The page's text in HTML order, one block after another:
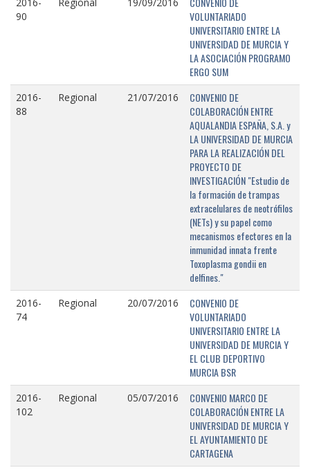
90
VOLUNTARIADO
UNIVERSITARIO ENTRE LA
UNIVERSIDAD DE MURCIA Y
LA ASOCIACIÓN PROGRAMO
ERGO SUM
2016-
88
Regional 21/07/2016
CONVENIO DE
COLABORACIÓN ENTRE
AQUALANDIA ESPAÑA, S.A. y
LA UNIVERSIDAD DE MURCIA
PARA LA REALIZACIÓN DEL
PROYECTO DE
INVESTIGACIÓN "Estudio de
la formación de trampas
extracelulares de neotrófilos
(NETs) y su papel como
mecanismos efectores en la
inmunidad innata frente
Toxoplasma gondii en
delfines."
2016-
74
Regional 20/07/2016
CONVENIO DE
VOLUNTARIADO
UNIVERSITARIO ENTRE LA
UNIVERSIDAD DE MURCIA Y
EL CLUB DEPORTIVO
MURCIA BSR
2016-
102
Regional 05/07/2016
CONVENIO MARCO DE
COLABORACIÓN ENTRE LA
UNIVERSIDAD DE MURCIA Y
EL AYUNTAMIENTO DE
CARTAGENA